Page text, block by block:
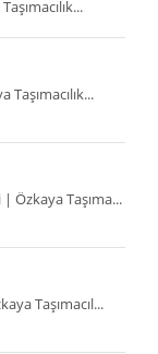
Özkaya Taşıma...
Taşımacıl...